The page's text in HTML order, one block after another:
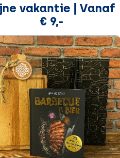
vakantie | Vanaf
€ 9,-